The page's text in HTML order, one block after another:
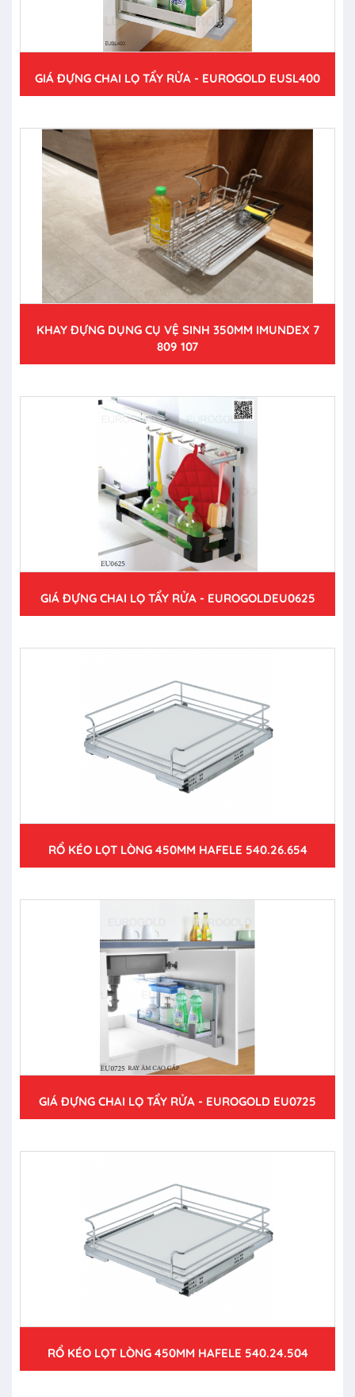
GIÁ ĐỰNG CHAI LỌ TẨY RỬA - EUROGOLD EUSL400
KHAY ĐỰNG DỤNG CỤ VỆ SINH 350MM IMUNDEX 7
809 107
GIÁ ĐỰNG CHAI LỌ TẨY RỬA - EUROGOLDEU0625
RỔ KÉO LỌT LÒNG 450MM HAFELE 540.26.654
GIÁ ĐỰNG CHAI LỌ TẨY RỬA - EUROGOLD EU0725
RỔ KÉO LỌT LÒNG 450MM HAFELE 540.24.504